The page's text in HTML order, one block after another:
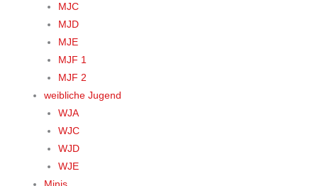
MJC
MJD
MJE
MJF 1
MJF 2
weibliche Jugend
WJA
WJC
WJD
WJE